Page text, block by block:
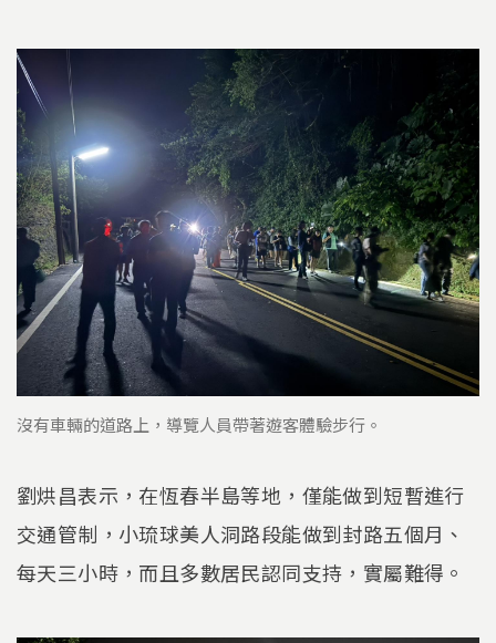
沒有車輛的道路上，導覽人員帶著遊客體驗步行。
劉烘昌表示，在恆春半島等地，僅能做到短暫進行
交通管制，小琉球美人洞路段能做到封路五個月、
每天三小時，而且多數居民認同支持，實屬難得。